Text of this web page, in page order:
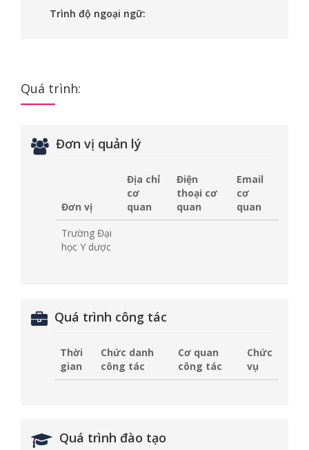
Trình độ ngoại ngữ:
Quá trình:
Đơn vị quản lý
Đơn vị
Địa chỉ
cơ
quan
Điện
thoại cơ
quan
Email
cơ
quan
Trường Đại
học Y dược
Quá trình công tác
Thời
gian
Chức danh
công tác
Cơ quan
công tác
Chức
vụ
Quá trình đào tạo